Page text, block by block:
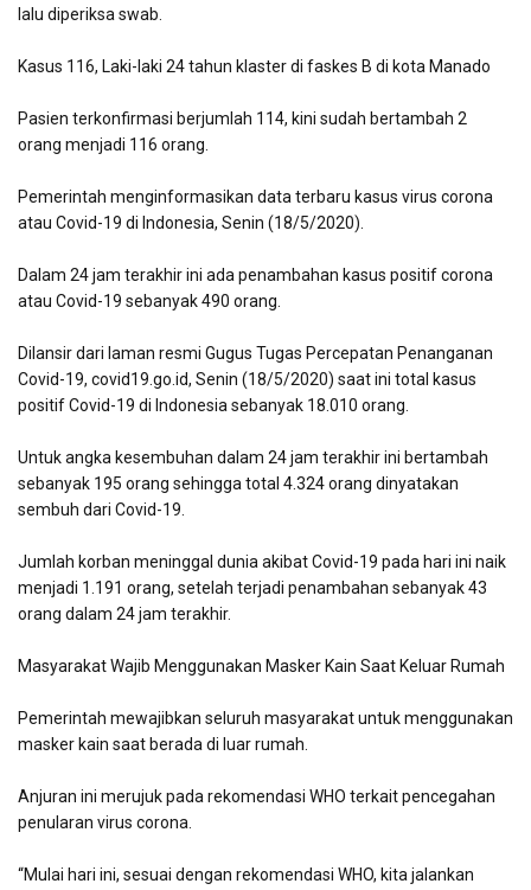
lalu diperiksa swab.
Kasus 116, Laki-laki 24 tahun klaster di faskes B di kota Manado
Pasien terkonfirmasi berjumlah 114, kini sudah bertambah 2
orang menjadi 116 orang.
Pemerintah menginformasikan data terbaru kasus virus corona
atau Covid-19 di Indonesia, Senin (18/5/2020).
Dalam 24 jam terakhir ini ada penambahan kasus positif corona
atau Covid-19 sebanyak 490 orang.
Dilansir dari laman resmi Gugus Tugas Percepatan Penanganan
Covid-19, covid19.go.id, Senin (18/5/2020) saat ini total kasus
positif Covid-19 di Indonesia sebanyak 18.010 orang.
Untuk angka kesembuhan dalam 24 jam terakhir ini bertambah
sebanyak 195 orang sehingga total 4.324 orang dinyatakan
sembuh dari Covid-19.
Jumlah korban meninggal dunia akibat Covid-19 pada hari ini naik
menjadi 1.191 orang, setelah terjadi penambahan sebanyak 43
orang dalam 24 jam terakhir.
Masyarakat Wajib Menggunakan Masker Kain Saat Keluar Rumah
Pemerintah mewajibkan seluruh masyarakat untuk menggunakan
masker kain saat berada di luar rumah.
Anjuran ini merujuk pada rekomendasi WHO terkait pencegahan
penularan virus corona.
“Mulai hari ini, sesuai dengan rekomendasi WHO, kita jalankan